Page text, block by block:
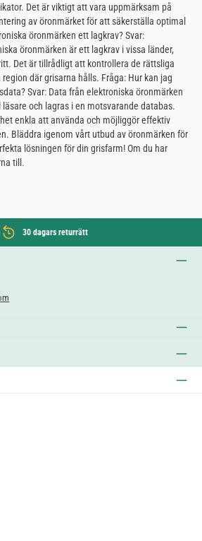
Det är viktigt att vara uppmärksam på
av öronmärket för att säkerställa optimal
öronmärken ett lagkrav? Svar:
öronmärken är ett lagkrav i vissa länder,
Det är tillrådligt att kontrollera de rättsliga
där grisarna hålls. Fråga: Hur kan jag
Svar: Data från elektroniska öronmärken
och lagras i en motsvarande databas.
enkla att använda och möjliggör effektiv
Bläddra igenom vårt utbud av öronmärken för
lösningen för din grisfarm! Om du har
till.
30 dagars returrätt